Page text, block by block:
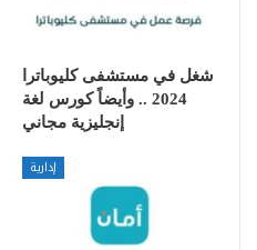
شغل في مستشفى كليوباترا
2024 .. وأيضاً كورس لغة
إنجليزية مجاني
إدارية